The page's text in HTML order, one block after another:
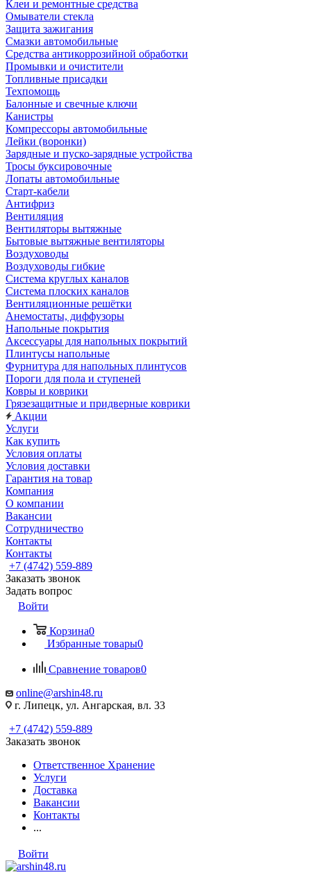
Клеи и ремонтные средства
Омыватели стекла
Защита зажигания
Смазки автомобильные
Средства антикоррозийной обработки
Промывки и очистители
Топливные присадки
Техпомощь
Балонные и свечные ключи
Канистры
Компрессоры автомобильные
Лейки (воронки)
Зарядные и пуско-зарядные устройства
Тросы буксировочные
Лопаты автомобильные
Старт-кабели
Антифриз
Вентиляция
Вентиляторы вытяжные
Бытовые вытяжные вентиляторы
Воздуховоды
Воздуховоды гибкие
Система круглых каналов
Система плоских каналов
Вентиляционные решётки
Анемостаты, диффузоры
Напольные покрытия
Аксессуары для напольных покрытий
Плинтусы напольные
Фурнитура для напольных плинтусов
Пороги для пола и ступеней
Ковры и коврики
Грязезащитные и придверные коврики
Акции
Услуги
Как купить
Условия оплаты
Условия доставки
Гарантия на товар
Компания
О компании
Вакансии
Сотрудничество
Контакты
Контакты
+7 (4742) 559-889
Заказать звонок
Задать вопрос
Войти
Корзина0
Избранные товары0
Сравнение товаров0
online@arshin48.ru
г. Липецк, ул. Ангарская, вл. 33
+7 (4742) 559-889
Заказать звонок
Ответственное Хранение
Услуги
Доставка
Вакансии
Контакты
...
Войти